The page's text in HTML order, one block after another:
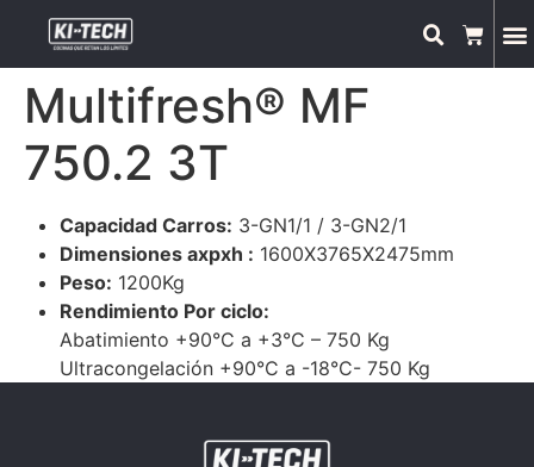
Multifresh® MF
750.2 3T
Capacidad Carros: 3-GN1/1 / 3-GN2/1
Dimensiones axpxh : 1600X3765X2475mm
Peso: 1200Kg
Rendimiento Por ciclo:
Abatimiento +90°C a +3°C – 750 Kg
Ultracongelación +90°C a -18°C- 750 Kg